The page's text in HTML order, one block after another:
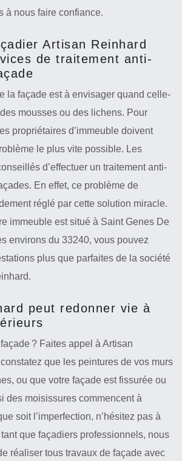
à nous faire confiance.
Artisan Reinhard
de traitement anti-
la façade est à envisager quand celle-
mousses ou des lichens. Pour
propriétaires d’immeuble doivent
le plus vite possible. Les
d’effectuer un traitement anti-
En effet, ce problème de
réglé par cette solution miracle.
immeuble est situé à Saint Genes De
environs du 33240, vous pouvez
plus que parfaites de la société
peut redonner vie à
? Faites appel à Artisan
que les peintures de vos murs
ou que votre façade est fissurée ou
des moisissures commencent à
soit l’imperfection, n’hésitez pas à
que façadiers professionnels, nous
réaliser tous travaux de façade avec